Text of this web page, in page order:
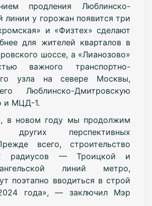
продления Люблинско-
линии у горожан появится три
и «Физтех» сделают
для жителей кварталов в
шоссе, а «Лианозово»
важного транспортно-
узла на севере Москвы,
Люблинско-Дмитровскую
и МЦД-1.
в новом году мы продолжим
других перспективных
всего, строительство
радиусов — Троицкой и
линий метро,
поэтапно вводиться в строй
года», — заключил Мэр